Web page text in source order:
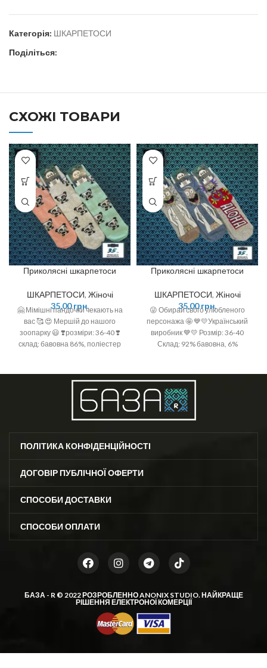
Категорія: ШКАРПЕТОСИ
Поділіться:
СХОЖІ ТОВАРИ
Приколясні шкарпетоси
ШКАРПЕТОСИ, Жіночі
35,00грн.
🤗 Мімішні пандочки чекають на
вас 🥰 😍 Мершій до нашого
зоопарку 😃 ❣️розміри: 36-40 ❣️
склад: бавовна 86%, поліестер
Приколясні шкарпетоси
ШКАРПЕТОСИ, Жіночі
35,00грн.
😜 Обирай свого улюбленого
персонажа 🤩 💙💛Український
виробник 💙💛 Розмір: 36-40
Склад: 92% бавовна, 6%
ПОЛІТИКА КОНФІДЕНЦІЙНОСТІ
ДОГОВІР ПУБЛІЧНОЇ ОФЕРТИ
СПОСОБИ ДОСТАВКИ
СПОСОБИ ОПЛАТИ
БАЗА - R © 2022 РОЗРОБЛЕННОANONIX STUDIO. НАЙКРАЩЕ
РІШЕННЯ ЕЛЕКТРОНОЇ КОМЕРЦІЇ